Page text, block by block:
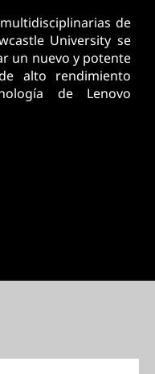
de
University se
un nuevo y potente
alto rendimiento
de Lenovo